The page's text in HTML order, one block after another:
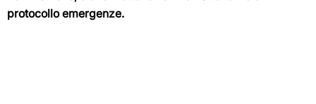
protocollo emergenze.